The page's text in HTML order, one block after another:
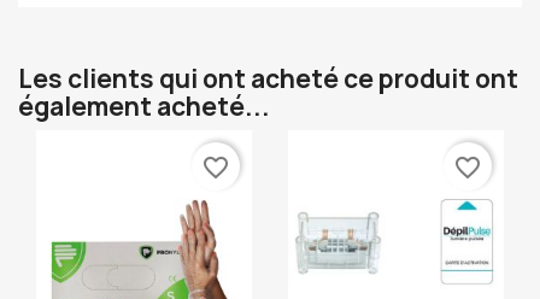
Les clients qui ont acheté ce produit ont
également acheté...
favorite_border favorite_border